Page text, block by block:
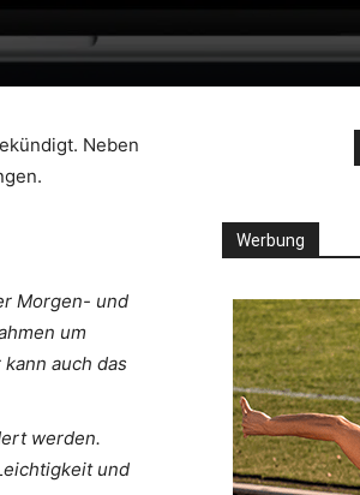
Neben
Morgen- und
um
auch das
werden.
und
Werbung